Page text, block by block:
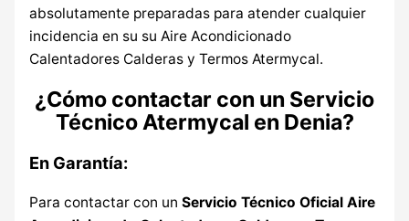
absolutamente preparadas para atender cualquier
incidencia en su su Aire Acondicionado
Calentadores Calderas y Termos Atermycal.
¿Cómo contactar con un Servicio
Técnico Atermycal en Denia?
En Garantía:
Para contactar con un Servicio Técnico Oficial Aire